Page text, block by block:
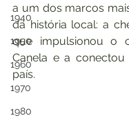
1940
1950
1960
1970
1980
a um dos marcos
da história local: a
que impulsionou o
Canela e a
país.